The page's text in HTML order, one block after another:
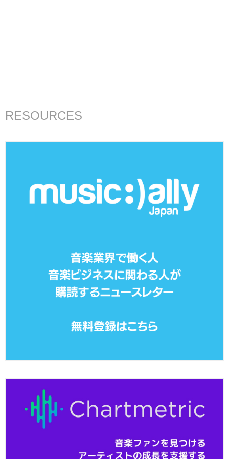
RESOURCES